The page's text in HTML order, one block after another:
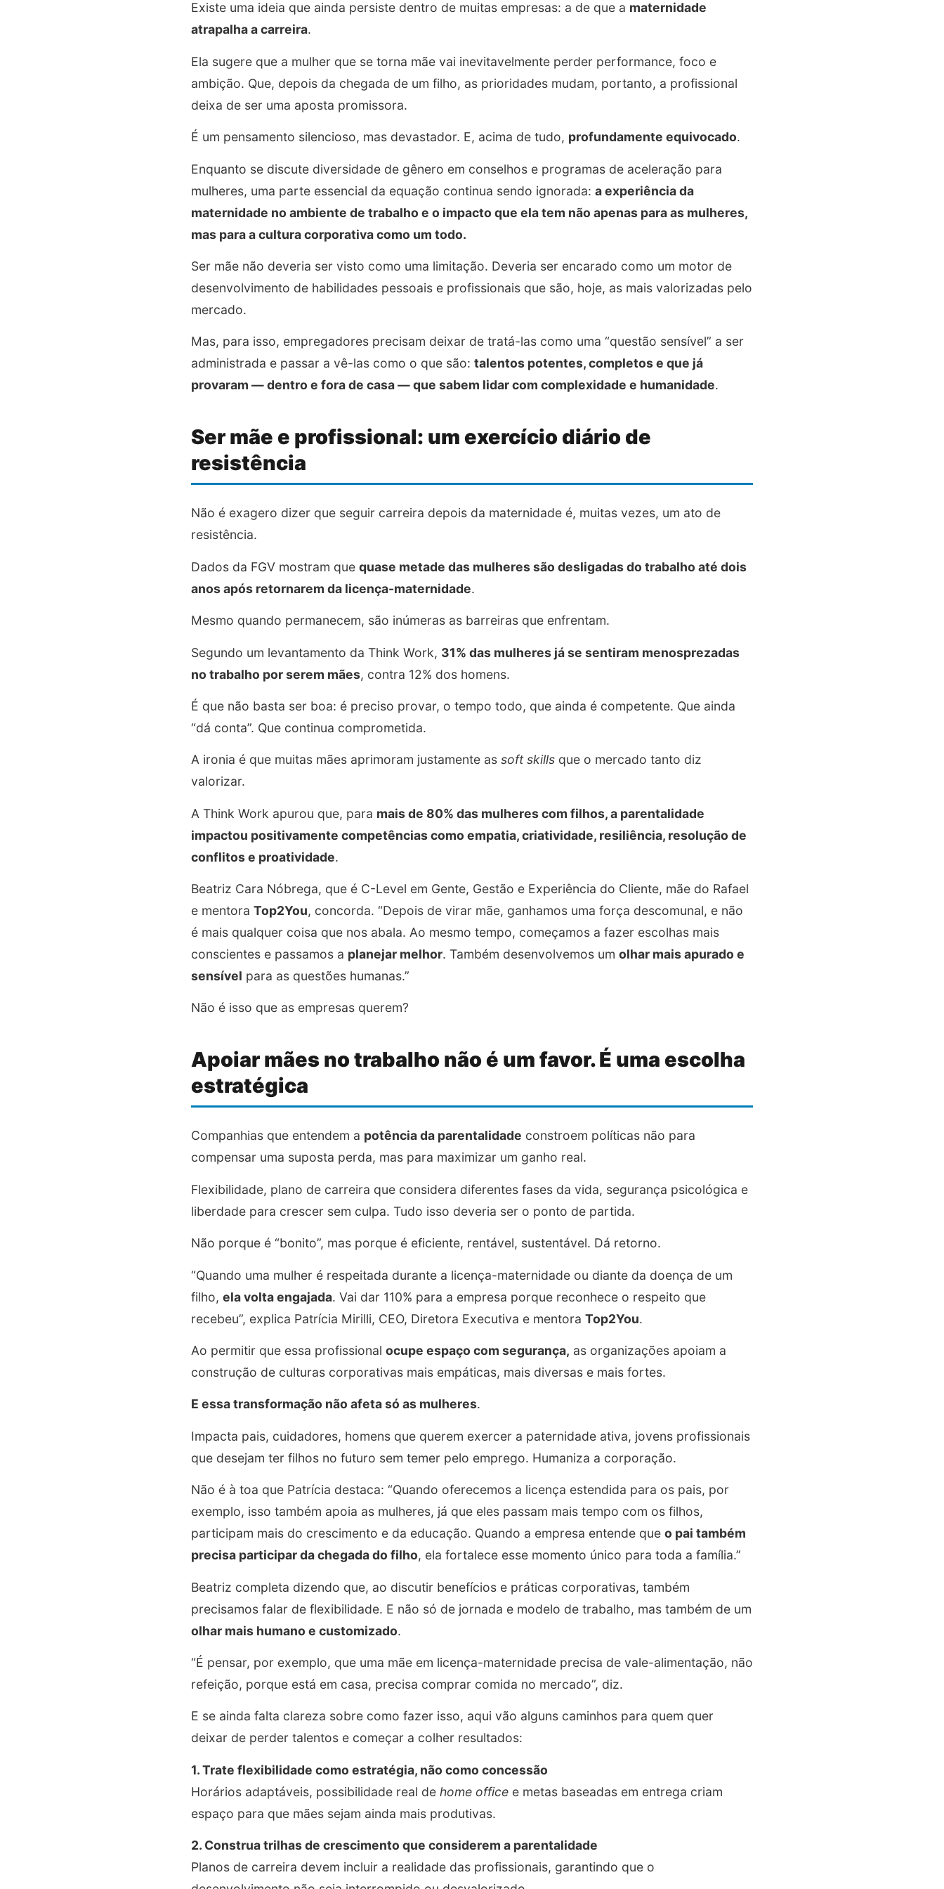
Existe uma ideia que ainda persiste dentro de muitas empresas: a de que a maternidade
atrapalha a carreira.
Ela sugere que a mulher que se torna mãe vai inevitavelmente perder performance, foco e
ambição. Que, depois da chegada de um filho, as prioridades mudam, portanto, a profissional
deixa de ser uma aposta promissora.
É um pensamento silencioso, mas devastador. E, acima de tudo, profundamente equivocado.
Enquanto se discute diversidade de gênero em conselhos e programas de aceleração para
mulheres, uma parte essencial da equação continua sendo ignorada: a experiência da
maternidade no ambiente de trabalho e o impacto que ela tem não apenas para as mulheres,
mas para a cultura corporativa como um todo.
Ser mãe não deveria ser visto como uma limitação. Deveria ser encarado como um motor de
desenvolvimento de habilidades pessoais e profissionais que são, hoje, as mais valorizadas pelo
mercado.
Mas, para isso, empregadores precisam deixar de tratá-las como uma “questão sensível” a ser
administrada e passar a vê-las como o que são: talentos potentes, completos e que já
provaram — dentro e fora de casa — que sabem lidar com complexidade e humanidade.
Ser mãe e profissional: um exercício diário de
resistência
Não é exagero dizer que seguir carreira depois da maternidade é, muitas vezes, um ato de
resistência.
Dados da FGV mostram que quase metade das mulheres são desligadas do trabalho até dois
anos após retornarem da licença-maternidade.
Mesmo quando permanecem, são inúmeras as barreiras que enfrentam.
Segundo um levantamento da Think Work, 31% das mulheres já se sentiram menosprezadas
no trabalho por serem mães, contra 12% dos homens.
É que não basta ser boa: é preciso provar, o tempo todo, que ainda é competente. Que ainda
“dá conta”. Que continua comprometida.
A ironia é que muitas mães aprimoram justamente as soft skills que o mercado tanto diz
valorizar.
A Think Work apurou que, para mais de 80% das mulheres com filhos, a parentalidade
impactou positivamente competências como empatia, criatividade, resiliência, resolução de
conflitos e proatividade.
Beatriz Cara Nóbrega, que é C-Level em Gente, Gestão e Experiência do Cliente, mãe do Rafael
e mentora Top2You, concorda. “Depois de virar mãe, ganhamos uma força descomunal, e não
é mais qualquer coisa que nos abala. Ao mesmo tempo, começamos a fazer escolhas mais
conscientes e passamos a planejar melhor. Também desenvolvemos um olhar mais apurado e
sensível para as questões humanas.”
Não é isso que as empresas querem?
Apoiar mães no trabalho não é um favor. É uma escolha
estratégica
Companhias que entendem a potência da parentalidade constroem políticas não para
compensar uma suposta perda, mas para maximizar um ganho real.
Flexibilidade, plano de carreira que considera diferentes fases da vida, segurança psicológica e
liberdade para crescer sem culpa. Tudo isso deveria ser o ponto de partida.
Não porque é “bonito”, mas porque é eficiente, rentável, sustentável. Dá retorno.
“Quando uma mulher é respeitada durante a licença-maternidade ou diante da doença de um
filho, ela volta engajada. Vai dar 110% para a empresa porque reconhece o respeito que
recebeu”, explica Patrícia Mirilli, CEO, Diretora Executiva e mentora Top2You.
Ao permitir que essa profissional ocupe espaço com segurança, as organizações apoiam a
construção de culturas corporativas mais empáticas, mais diversas e mais fortes.
E essa transformação não afeta só as mulheres.
Impacta pais, cuidadores, homens que querem exercer a paternidade ativa, jovens profissionais
que desejam ter filhos no futuro sem temer pelo emprego. Humaniza a corporação.
Não é à toa que Patrícia destaca: “Quando oferecemos a licença estendida para os pais, por
exemplo, isso também apoia as mulheres, já que eles passam mais tempo com os filhos,
participam mais do crescimento e da educação. Quando a empresa entende que o pai também
precisa participar da chegada do filho, ela fortalece esse momento único para toda a família.”
Beatriz completa dizendo que, ao discutir benefícios e práticas corporativas, também
precisamos falar de flexibilidade. E não só de jornada e modelo de trabalho, mas também de um
olhar mais humano e customizado.
“É pensar, por exemplo, que uma mãe em licença-maternidade precisa de vale-alimentação, não
refeição, porque está em casa, precisa comprar comida no mercado”, diz.
E se ainda falta clareza sobre como fazer isso, aqui vão alguns caminhos para quem quer
deixar de perder talentos e começar a colher resultados:
1. Trate flexibilidade como estratégia, não como concessão
Horários adaptáveis, possibilidade real de home office e metas baseadas em entrega criam
espaço para que mães sejam ainda mais produtivas.
2. Construa trilhas de crescimento que considerem a parentalidade
Planos de carreira devem incluir a realidade das profissionais, garantindo que o